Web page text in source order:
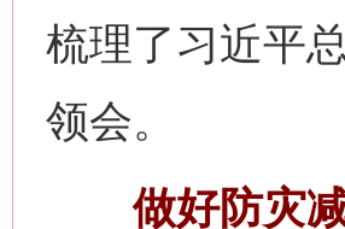
梳理了习近平
领会。
做好防灾减